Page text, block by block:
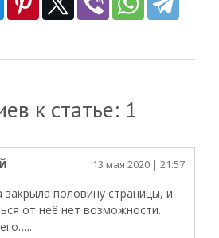
к статье: 1
13 мая 2020 | 21:57
закрыла половину страницы, и
от неё нет возможности.